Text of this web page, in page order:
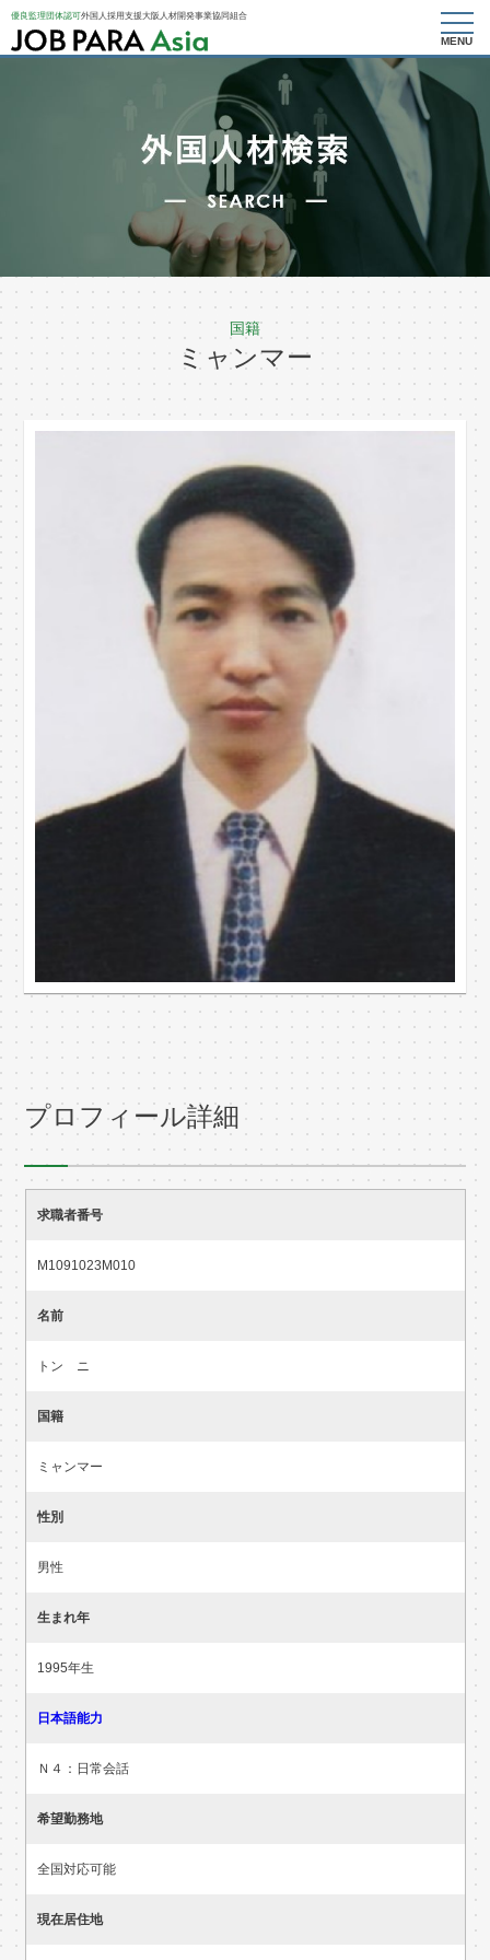
優良監理団体認可外国人採用支援大阪人材開発事業協同組合
MENU
国籍
ミャンマー
プロフィール詳細
求職者番号
M1091023M010
名前
トン ニ
国籍
ミャンマー
性別
男性
生まれ年
1995年生
日本語能力
Ｎ４：日常会話
希望勤務地
全国対応可能
現在居住地